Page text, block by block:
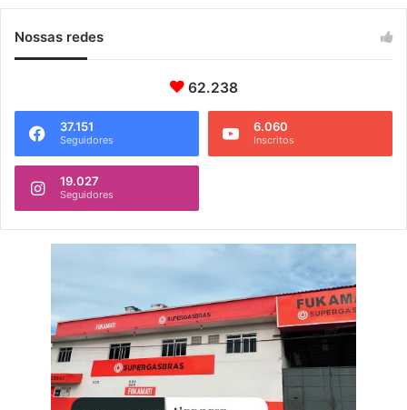
Nossas redes
62.238
37.151
Seguidores
6.060
Inscritos
19.027
Seguidores